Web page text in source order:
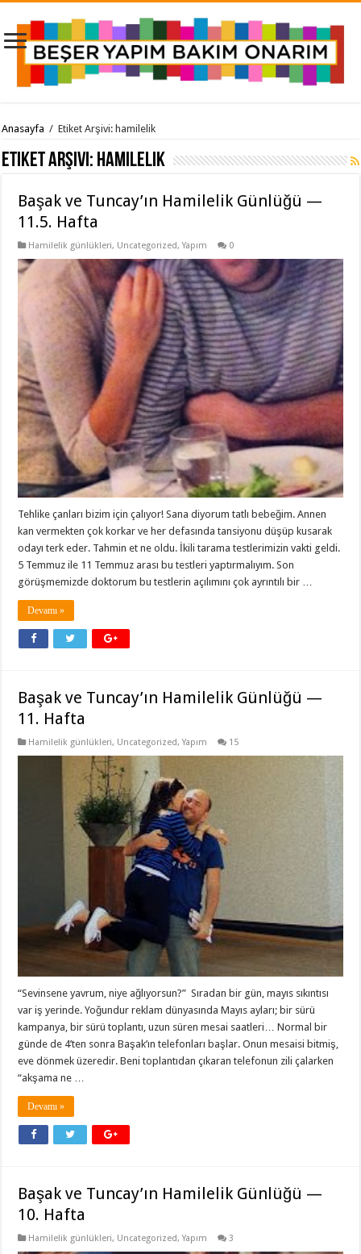
Anasayfa / Etiket Arşivi: hamilelik
Etiket Arşivi: hamilelik
Başak ve Tuncay’ın Hamilelik Günlüğü —
11.5. Hafta
Hamilelik günlükleri, Uncategorized,Yapım 0
Tehlike çanları bizim için çalıyor! Sana diyorum tatlı bebeğim. Annen
kan vermekten çok korkar ve her defasında tansiyonu düşüp kusarak
odayı terk eder. Tahmin et ne oldu. İkili tarama testlerimizin vakti geldi.
5 Temmuz ile 11 Temmuz arası bu testleri yaptırmalıyım. Son
görüşmemizde doktorum bu testlerin açılımını çok ayrıntılı bir …
Devamı »
Başak ve Tuncay’ın Hamilelik Günlüğü —
11. Hafta
Hamilelik günlükleri, Uncategorized,Yapım 15
“Sevinsene yavrum, niye ağlıyorsun?” Sıradan bir gün, mayıs sıkıntısı
var iş yerinde. Yoğundur reklam dünyasında Mayıs ayları; bir sürü
kampanya, bir sürü toplantı, uzun süren mesai saatleri… Normal bir
günde de 4’ten sonra Başak’ın telefonları başlar. Onun mesaisi bitmiş,
eve dönmek üzeredir. Beni toplantıdan çıkaran telefonun zili çalarken
“akşama ne …
Devamı »
Başak ve Tuncay’ın Hamilelik Günlüğü —
10. Hafta
Hamilelik günlükleri, Uncategorized,Yapım 3